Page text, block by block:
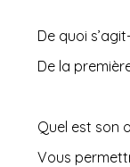
De quoi
De la
Quel est son
Vous